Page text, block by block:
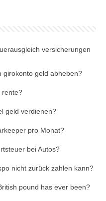
versicherungen
girokonto geld abheben?
rente?
geld verdienen?
pro Monat?
bei Autos?
nicht zurück zahlen kann?
pound has ever been?